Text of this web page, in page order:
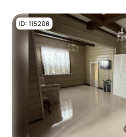
ID: 115208